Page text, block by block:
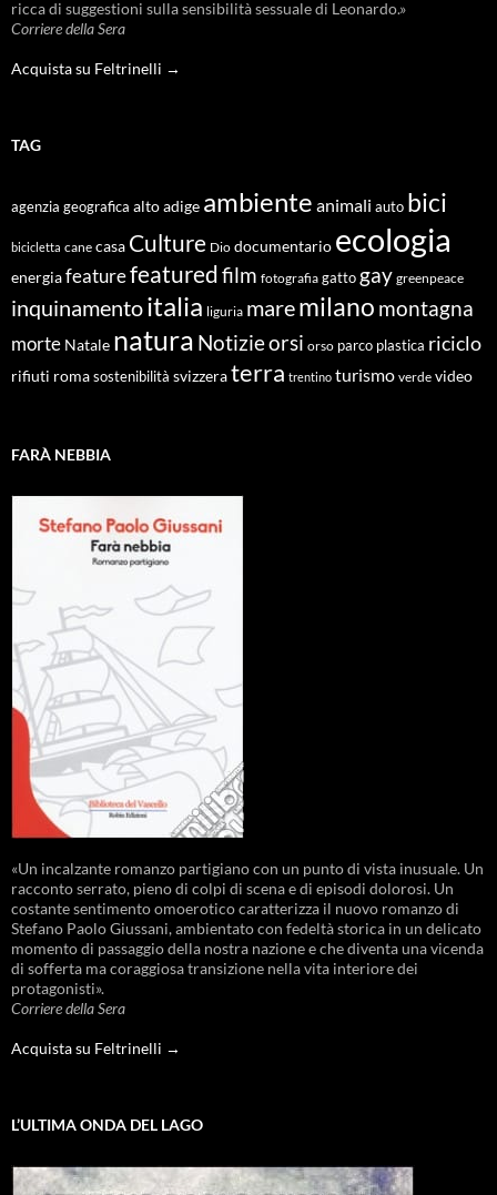
ricca di suggestioni sulla sensibilità sessuale di Leonardo.»
Corriere della Sera
Acquista su Feltrinelli →
TAG
agenzia geografica alto adige ambiente animali auto bici
bicicletta cane casa Culture Dio documentario ecologia
energiafeaturefeaturedfilm fotografia gatto gay greenpeace
inquinamentoitalia liguria maremilano montagna
morte Natale natura Notizieorsi orso parco plastica riciclo
rifiuti roma sostenibilità svizzeraterra trentino turismo verde video
FARÀ NEBBIA
«Un incalzante romanzo partigiano con un punto di vista inusuale. Un
racconto serrato, pieno di colpi di scena e di episodi dolorosi. Un
costante sentimento omoerotico caratterizza il nuovo romanzo di
Stefano Paolo Giussani, ambientato con fedeltà storica in un delicato
momento di passaggio della nostra nazione e che diventa una vicenda
di sofferta ma coraggiosa transizione nella vita interiore dei
protagonisti».
Corriere della Sera
Acquista su Feltrinelli →
L’ULTIMA ONDA DEL LAGO